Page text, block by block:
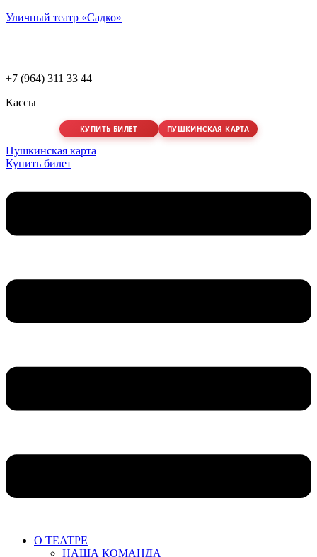
Уличный театр «Садко»
+7 (964) 311 33 44
Кассы
КУПИТЬ БИЛЕТ ПУШКИНСКАЯ КАРТА
Пушкинская карта
Купить билет
О ТЕАТРЕ
НАША КОМАНДА